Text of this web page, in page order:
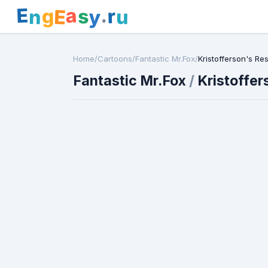
EngEasy.ru
Home/Cartoons/Fantastic Mr.Fox/Kristofferson's
Fantastic Mr.Fox /